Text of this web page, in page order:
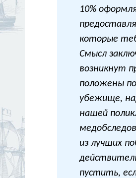
10%
которые
Смысл
возникнут
положены
убежище,
нашей
из лучших
пустить,